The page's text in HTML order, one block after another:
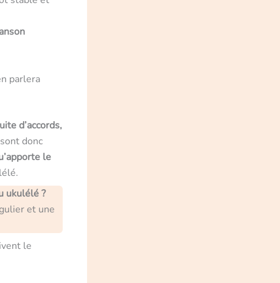
parlera
d’accords,
donc
le
ukulélé ?
et une
le